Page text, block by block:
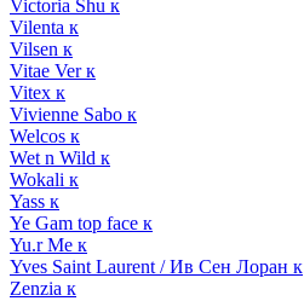
Victoria Shu к
Vilenta к
Vilsen к
Vitae Ver к
Vitex к
Vivienne Sabo к
Welcos к
Wet n Wild к
Wokali к
Yass к
Ye Gam top face к
Yu.r Me к
Yves Saint Laurent / Ив Сен Лоран к
Zenzia к